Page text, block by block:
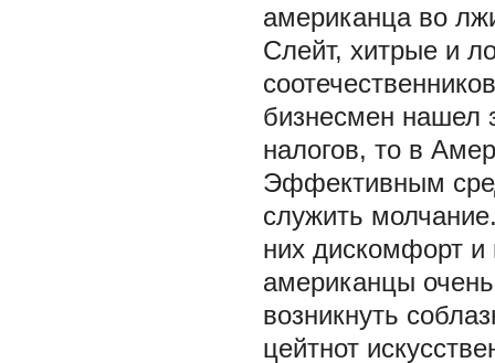
американца во
Слейт, хитрые и
бизнесмен нашел
налогов, то в
Эффективным
служить
них дискомфорт и
американцы
возникнуть
цейтнот